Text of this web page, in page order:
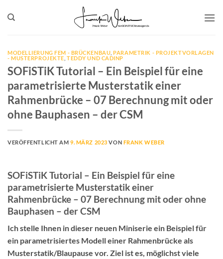
Inhalt
MODELLIERUNG FEM - BRÜCKENBAU ,PARAMETRIK - PROJEKTVORLAGEN
- MUSTERPROJEKTE ,TEDDY UND CADINP
SOFiSTiK Tutorial – Ein Beispiel für eine
parametrisierte Musterstatik einer
Rahmenbrücke – 07 Berechnung mit oder
ohne Bauphasen – der CSM
VERÖFFENTLICHT AM9. MÄRZ 2023 VON FRANK WEBER
SOFiSTiK Tutorial – Ein Beispiel für eine
parametrisierte Musterstatik einer
Rahmenbrücke – 07 Berechnung mit oder ohne
Bauphasen – der CSM
Ich stelle Ihnen in dieser neuen Miniserie ein Beispiel für
ein parametrisiertes Modell einer Rahmenbrücke als
Musterstatik/Blaupause vor. Ziel ist es, möglichst viele